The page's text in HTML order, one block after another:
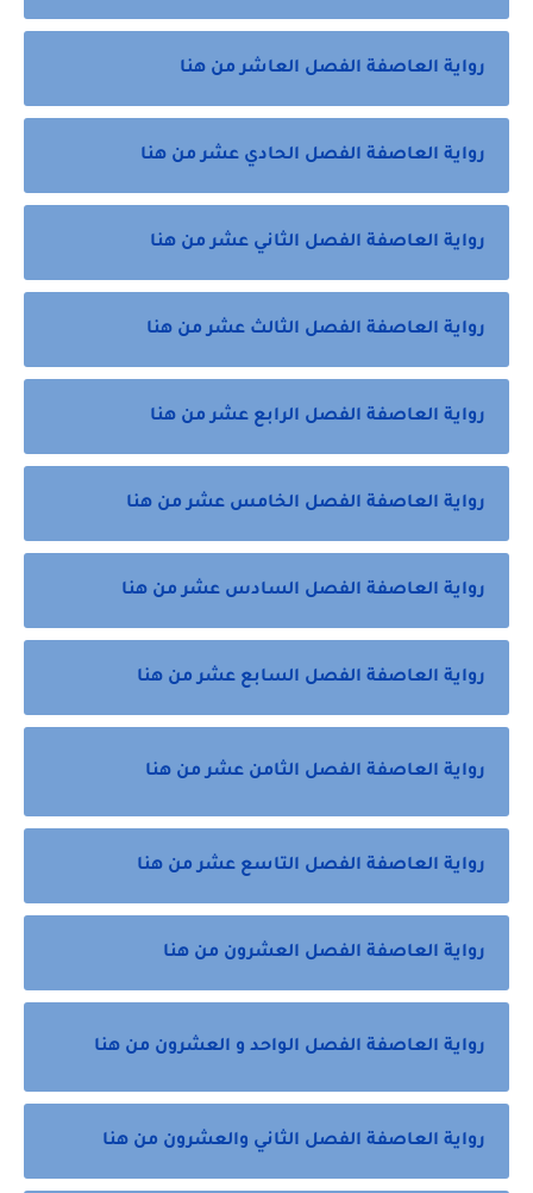
رواية العاصفة الفصل العاشر من هنا
رواية العاصفة الفصل الحادي عشر من هنا
رواية العاصفة الفصل الثاني عشر من هنا
رواية العاصفة الفصل الثالث عشر من هنا
رواية العاصفة الفصل الرابع عشر من هنا
رواية العاصفة الفصل الخامس عشر من هنا
رواية العاصفة الفصل السادس عشر من هنا
رواية العاصفة الفصل السابع عشر من هنا
رواية العاصفة الفصل الثامن عشر من هنا
رواية العاصفة الفصل التاسع عشر من هنا
رواية العاصفة الفصل العشرون من هنا
رواية العاصفة الفصل الواحد و العشرون من هنا
رواية العاصفة الفصل الثاني والعشرون من هنا